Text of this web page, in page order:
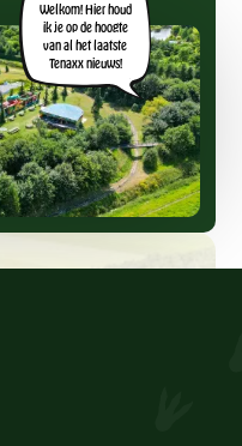
Welkom! Hier houd
ik je op de hoogte
van al het laatste
Tenaxx nieuws!